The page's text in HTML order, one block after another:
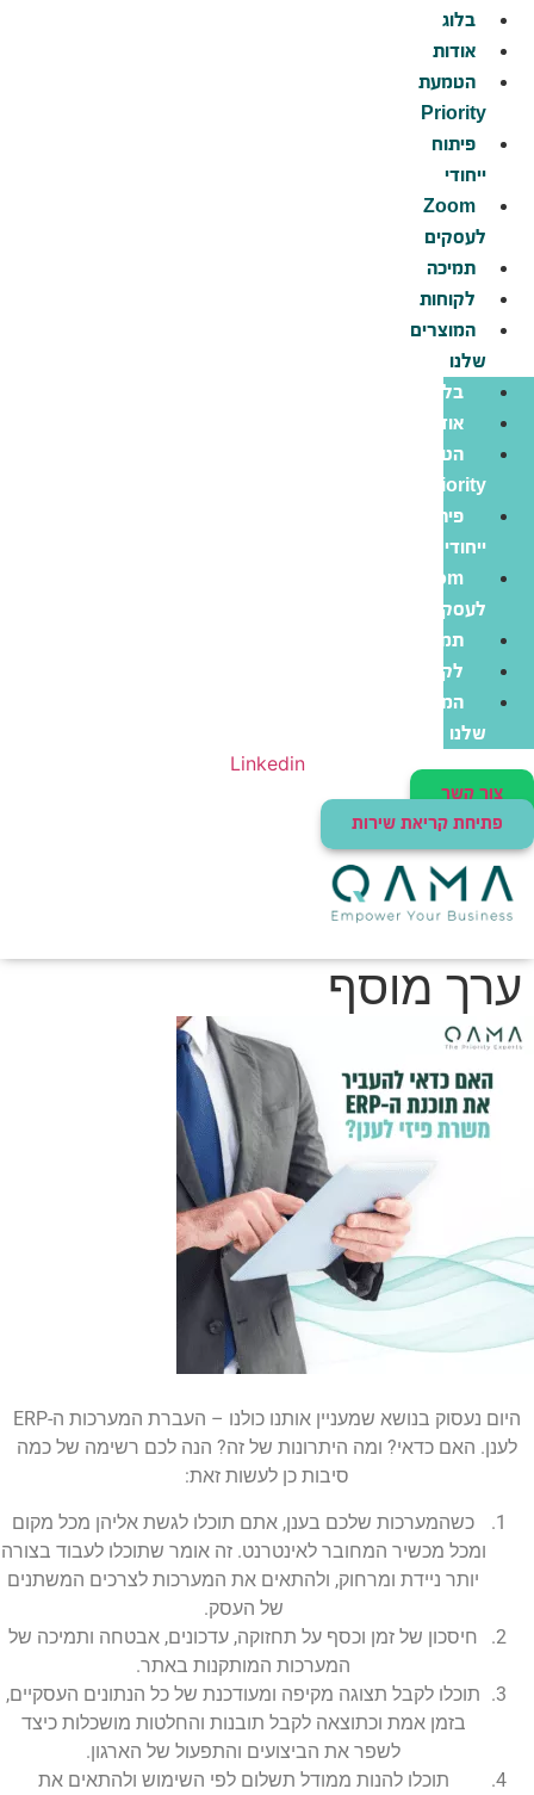
דלג
לתוכן
בלוג
אודות
הטמעת
Priority
פיתוח
ייחודי
Zoom
לעסקים
תמיכה
לקוחות
המוצרים
שלנו
בלוג
אודות
הטמעת
Priority
פיתוח
ייחודי
Zoom
לעסקים
תמיכה
לקוחות
המוצרים
שלנו
Linkedin
צור קשר
פתיחת קריאת שירות
ערך מוסף
היום נעסוק בנושא שמעניין אותנו כולנו – העברת המערכות ה-ERP
לענן. האם כדאי? ומה היתרונות של זה? הנה לכם רשימה של כמה
סיבות כן לעשות זאת:
כשהמערכות שלכם בענן, אתם תוכלו לגשת אליהן מכל מקום
ומכל מכשיר המחובר לאינטרנט. זה אומר שתוכלו לעבוד בצורה
יותר ניידת ומרחוק, ולהתאים את המערכות לצרכים המשתנים
של העסק.
חיסכון של זמן וכסף על תחזוקה, עדכונים, אבטחה ותמיכה של
המערכות המותקנות באתר.
תוכלו לקבל תצוגה מקיפה ומעודכנת של כל הנתונים העסקיים,
בזמן אמת וכתוצאה לקבל תובנות והחלטות מושכלות כיצד
לשפר את הביצועים והתפעול של הארגון.
תוכלו להנות ממודל תשלום לפי השימוש ולהתאים את